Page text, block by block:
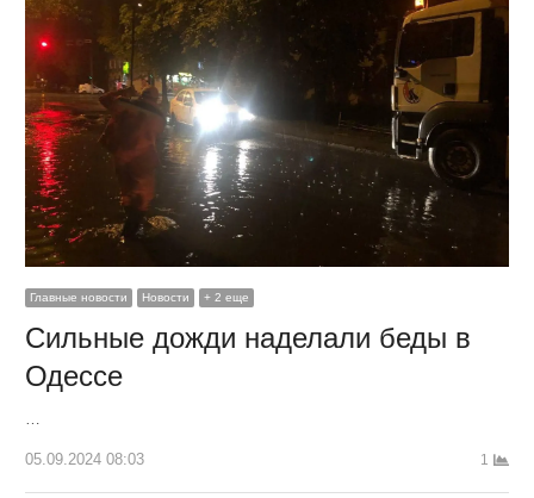
Главные новости Новости + 2 еще
Сильные дожди наделали беды в
Одессе
…
05.09.2024 08:03 1